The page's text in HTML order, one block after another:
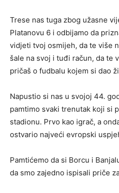
Trese nas tuga zbog užasne
Platanovu 6 i odbijamo da
vidjeti tvoj osmijeh, da te više
šale na svoj i tuđi račun, da te
pričaš o fudbalu kojem si dao
Napustio si nas u svojoj 44.
pamtimo svaki trenutak koji si
stadionu. Prvo kao igrač, a
ostvario najveći evropski
Pamtićemo da si Borcu i
da smo zajedno ispisali priče